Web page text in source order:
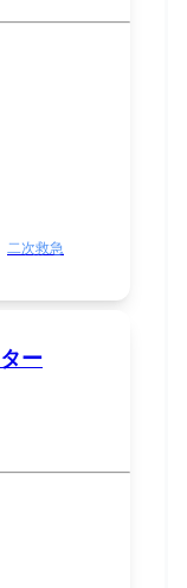
二次救急
ー